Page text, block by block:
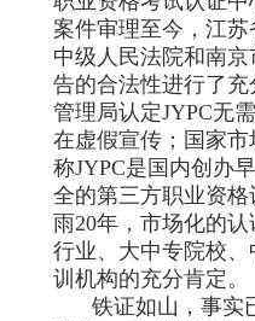
案件审理至今，江
中级人民法院和南
告的合法性进行了
管理局认定JYPC无
在虚假宣传；国家
称JYPC是国内创办
全的第三方职业资
雨20年，市场化的
行业、大中专院校
训机构的充分肯定。
铁证如山，事实